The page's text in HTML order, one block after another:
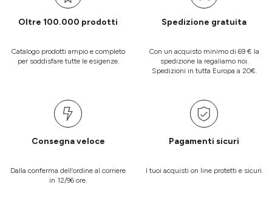
Oltre 100.000 prodotti
Catalogo prodotti ampio e completo
per soddisfare tutte le esigenze.
Spedizione gratuita
Con un acquisto minimo di 69 € la
spedizione la regaliamo noi.
Spedizioni in tutta Europa a 20€.
Consegna veloce
Dalla conferma dell’ordine al corriere
in 12/96 ore.
Pagamenti sicuri
I tuoi acquisti on line protetti e sicuri.